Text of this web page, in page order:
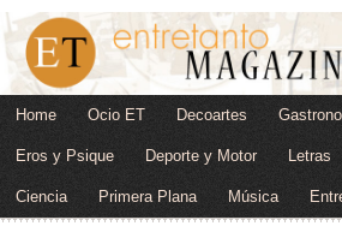
Home Ocio ET Decoartes
Eros y Psique Deporte y Motor Letras
Ciencia Primera Plana Música